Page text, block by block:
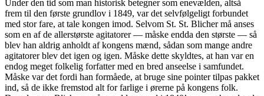
Under den tid som man historisk betegner som enevælden, altså
frem til den første grundlov i 1849, var det selvfølgeligt forbundet
med stor fare, at tale kongen imod. Selvom St. St. Blicher må anses
som en af de allerstørste agitatorer — måske endda den største — så
blev han aldrig anholdt af kongens mænd, sådan som mange andre
agitatorer blev det igen og igen. Måske dette skyldtes, at han var en
endog meget folkelig forfatter med en bred anseelse i samfundet.
Måske var det fordi han formåede, at bruge sine pointer tilpas pakket
ind, så de ikke fremstod alt for farlige i ørerne på kongens folk.